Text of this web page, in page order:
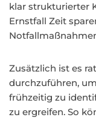
klar strukturierter
Ernstfall Zeit
Zusätzlich ist es
durchzuführen,
frühzeitig zu
zu ergreifen. So